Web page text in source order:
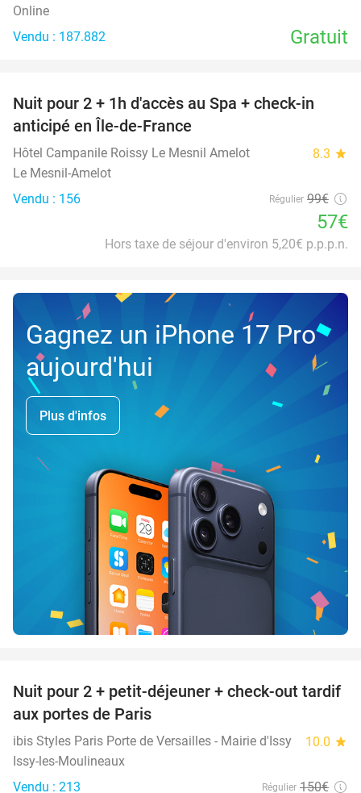
Online
Vendu : 187.882
Gratuit
42%
Nuit pour 2 + 1h d'accès au Spa + check-in
anticipé en Île-de-France
Hôtel Campanile Roissy Le Mesnil Amelot 8.3 star
Le Mesnil-Amelot
Vendu : 156
Régulier 99€
57€
Hors taxe de séjour d'environ 5,20€ p.p.p.n.
Gagnez un iPhone 17 Pro
aujourd'hui
Plus d'infos
43%
Nuit pour 2 + petit-déjeuner + check-out tardif
aux portes de Paris
ibis Styles Paris Porte de Versailles - Mairie d'Issy 10.0 star
Issy-les-Moulineaux
Vendu : 213
Régulier 150€